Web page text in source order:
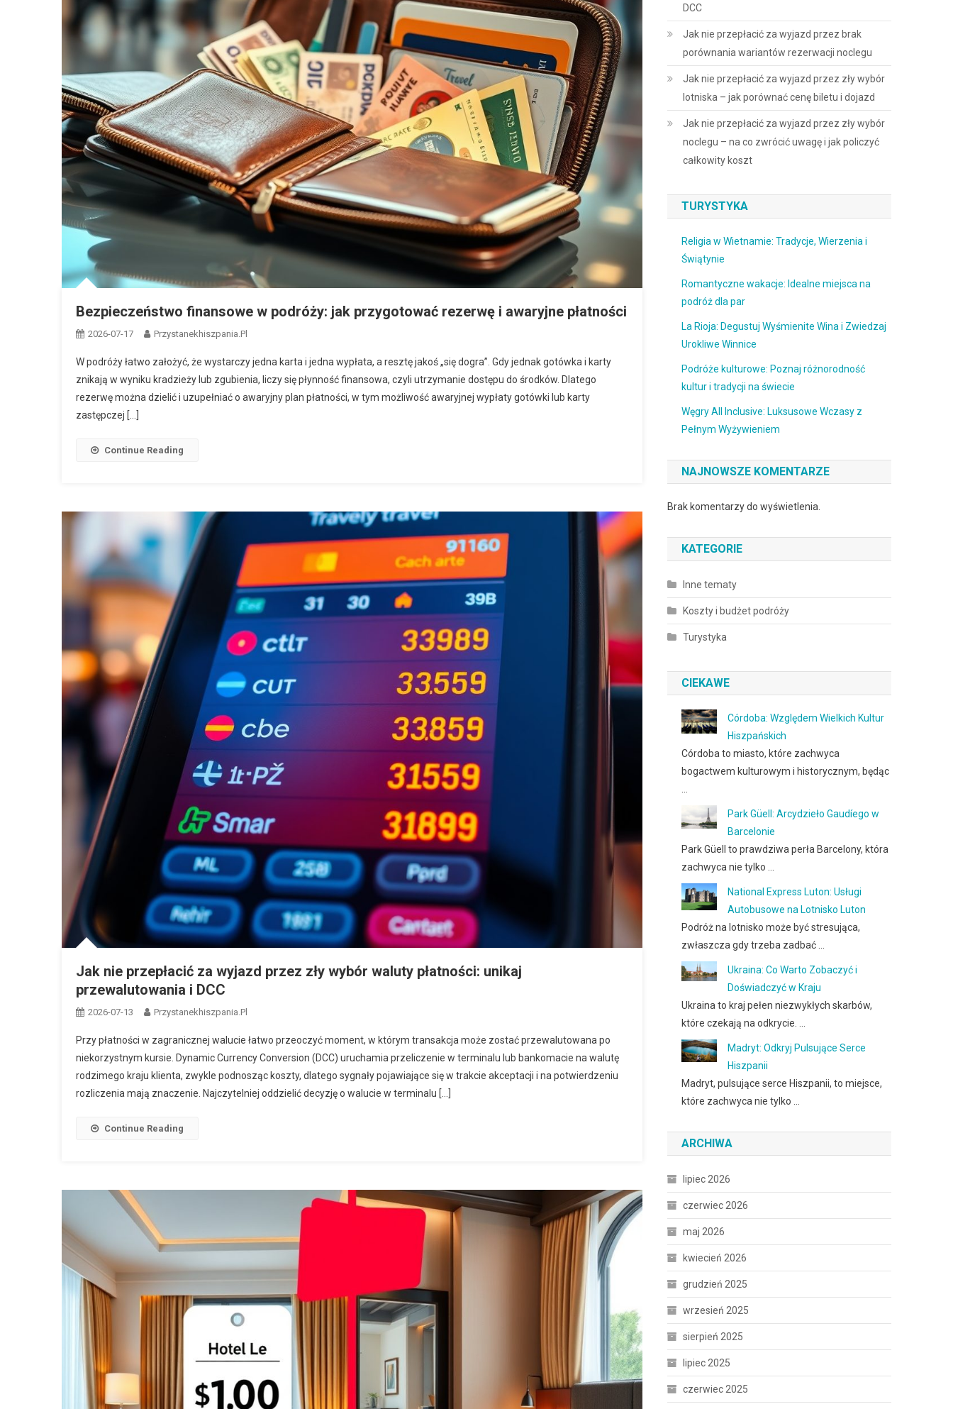
Bezpieczeństwo finansowe w podróży: jak przygotować rezerwę i awaryjne płatności
2026-07-17 Przystanekhiszpania.pl
W podróży łatwo założyć, że wystarczy jedna karta i jedna wypłata, a resztę jakoś „się dogra”. Gdy jednak gotówka i karty
znikają w wyniku kradzieży lub zgubienia, liczy się płynność finansowa, czyli utrzymanie dostępu do środków. Dlatego
rezerwę można dzielić i uzupełniać o awaryjny plan płatności, w tym możliwość awaryjnej wypłaty gotówki lub karty
zastępczej […]
Continue Reading
Jak nie przepłacić za wyjazd przez zły wybór waluty płatności: unikaj
przewalutowania i DCC
2026-07-13 Przystanekhiszpania.pl
Przy płatności w zagranicznej walucie łatwo przeoczyć moment, w którym transakcja może zostać przewalutowana po
niekorzystnym kursie. Dynamic Currency Conversion (DCC) uruchamia przeliczenie w terminalu lub bankomacie na walutę
rodzimego kraju klienta, zwykle podnosząc koszty, dlatego sygnały pojawiające się w trakcie akceptacji i na potwierdzeniu
rozliczenia mają znaczenie. Najczytelniej oddzielić decyzję o walucie w terminalu […]
Continue Reading
DCC
Jak nie przepłacić za wyjazd przez brak
porównania wariantów rezerwacji noclegu
Jak nie przepłacić za wyjazd przez zły wybór
lotniska – jak porównać cenę biletu i dojazd
Jak nie przepłacić za wyjazd przez zły wybór
noclegu – na co zwrócić uwagę i jak policzyć
całkowity koszt
TURYSTYKA
Religia w Wietnamie: Tradycje, Wierzenia i
Świątynie
Romantyczne wakacje: Idealne miejsca na
podróż dla par
La Rioja: Degustuj Wyśmienite Wina i Zwiedzaj
Urokliwe Winnice
Podróże kulturowe: Poznaj różnorodność
kultur i tradycji na świecie
Węgry All Inclusive: Luksusowe Wczasy z
Pełnym Wyżywieniem
NAJNOWSZE KOMENTARZE
Brak komentarzy do wyświetlenia.
KATEGORIE
Inne tematy
Koszty i budżet podróży
Turystyka
CIEKAWE
Córdoba: Względem Wielkich Kultur
Hiszpańskich
Córdoba to miasto, które zachwyca
bogactwem kulturowym i historycznym, będąc
Park Güell: Arcydzieło Gaudíego w
Barcelonie
Park Güell to prawdziwa perła Barcelony, która
zachwyca nie tylko …
National Express Luton: Usługi
Autobusowe na Lotnisko Luton
Podróż na lotnisko może być stresująca,
zwłaszcza gdy trzeba zadbać …
Ukraina: Co Warto Zobaczyć i
Doświadczyć w Kraju
Ukraina to kraj pełen niezwykłych skarbów,
które czekają na odkrycie. …
Madryt: Odkryj Pulsujące Serce
Hiszpanii
Madryt, pulsujące serce Hiszpanii, to miejsce,
które zachwyca nie tylko …
ARCHIWA
lipiec 2026
czerwiec 2026
maj 2026
kwiecień 2026
grudzień 2025
wrzesień 2025
sierpień 2025
lipiec 2025
czerwiec 2025